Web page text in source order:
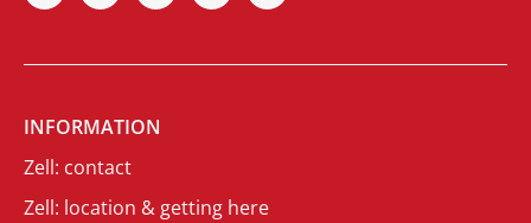
INFORMATION
Zell: contact
Zell: location & getting here